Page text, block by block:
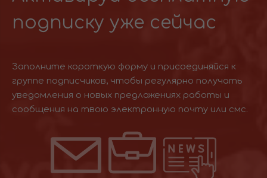
подписку уже сейчас
Заполните короткую форму и присоединяйся к
группе подписчиков, чтобы регулярно получать
уведомления о новых предложениях работы и
сообщения на твою электронную почту или смс.